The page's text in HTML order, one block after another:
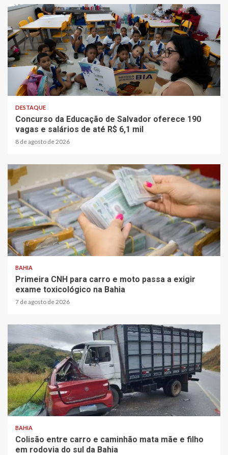
2 min read
DESTAQUE
Concurso da Educação de Salvador oferece 190
vagas e salários de até R$ 6,1 mil
8 de agosto de 2026
2 min read
BAHIA
Primeira CNH para carro e moto passa a exigir
exame toxicológico na Bahia
7 de agosto de 2026
2 min read
BAHIA
Colisão entre carro e caminhão mata mãe e filho
em rodovia do sul da Bahia